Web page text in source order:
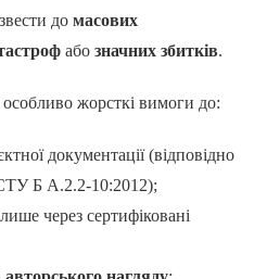
до масових
або значних збитків.
особливо жорсткі вимоги до:
документації (відповідно
Б А.2.2-10:2012);
через сертифіковані